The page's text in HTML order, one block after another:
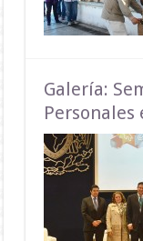
Galería:
Personales